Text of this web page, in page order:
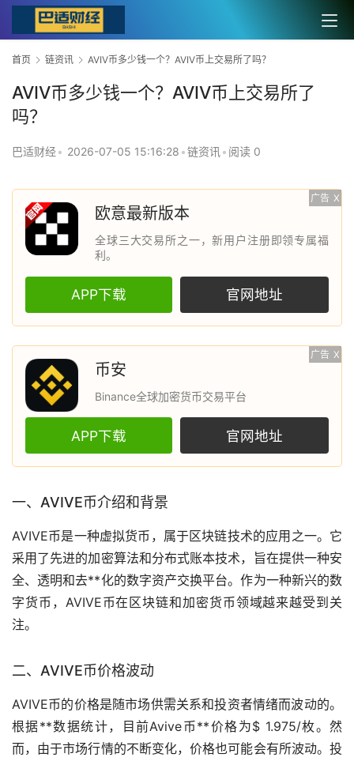
首页 链资讯 AVIV币多少钱一个？AVIV币上交易所了吗？
AVIV币多少钱一个？AVIV币上交易所了
吗？
巴适财经• 2026-07-05 15:16:28 •链资讯 • 阅读 0
广告 X
欧意最新版本
全球三大交易所之一，新用户注册即领专属福
利。
APP下载 官网地址
广告 X
币安
Binance全球加密货币交易平台
APP下载 官网地址
一、AVIVE币介绍和背景
AVIVE币是一种虚拟货币 ，属于区块链技术的应用之一。它
采用了先进的加密算法和分布式账本技术，旨在提供一种安
全、透明和去**化的数字资产交换平台。作为一种新兴的数
字货币 ，AVIVE币在区块链和加密货币领域越来越受到关
注。
二、AVIVE币价格波动
AVIVE币的价格是随市场供需关系和投资者情绪而波动的。
根据**数据统计，目前Avive币**价格为$ 1.975/枚。然
而，由于市场行情的不断变化，价格也可能会有所波动。投